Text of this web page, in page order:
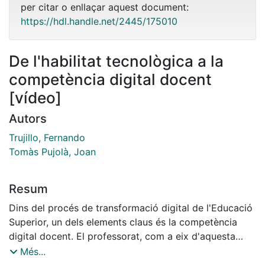
per citar o enllaçar aquest document:
https://hdl.handle.net/2445/175010
De l'habilitat tecnològica a la
competència digital docent
[vídeo]
Autors
Trujillo, Fernando
Tomàs Pujolà, Joan
Resum
Dins del procés de transformació digital de l'Educació
Superior, un dels elements claus és la competència
digital docent. El professorat, com a eix d'aquesta
transformació, ha desenvolupat - de manera més o
Més...